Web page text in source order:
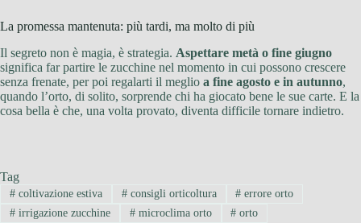
La promessa mantenuta: più tardi, ma molto di più
Il segreto non è magia, è strategia. Aspettare metà o fine giugno
significa far partire le zucchine nel momento in cui possono crescere
senza frenate, per poi regalarti il meglio a fine agosto e in autunno,
quando l’orto, di solito, sorprende chi ha giocato bene le sue carte. E la
cosa bella è che, una volta provato, diventa difficile tornare indietro.
Tag
#coltivazione estiva #consigli orticoltura # errore orto
#irrigazione zucchine #microclima orto # orto